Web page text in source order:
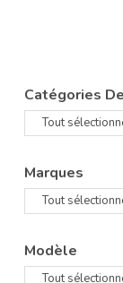
Catégories
Marques
Modèle